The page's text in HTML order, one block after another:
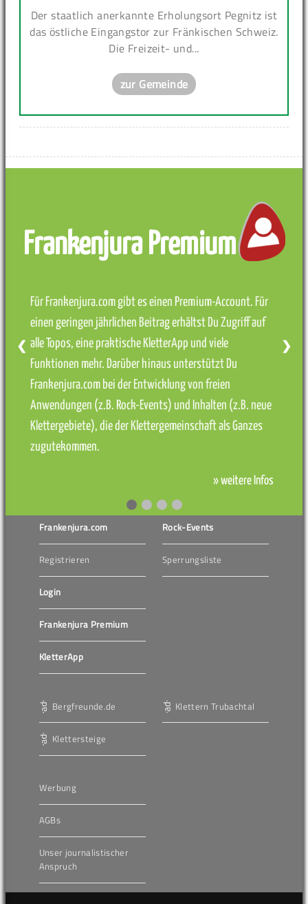
Der staatlich anerkannte Erholungsort Pegnitz ist
das östliche Eingangstor zur Fränkischen Schweiz.
Die Freizeit- und...
zur Gemeinde
Frankenjura Premium
Für Frankenjura.com gibt es einen Premium-Account. Für
einen geringen jährlichen Beitrag erhältst Du Zugriff auf
alle Topos, eine praktische KletterApp und viele
Funktionen mehr. Darüber hinaus unterstützt Du
Frankenjura.com bei der Entwicklung von freien
Anwendungen (z.B. Rock-Events) und Inhalten (z.B. neue
Klettergebiete), die der Klettergemeinschaft als Ganzes
zugutekommen.
» weitere Infos
❮ ❯
Frankenjura.com
Registrieren
Login
Frankenjura Premium
KletterApp
Rock-Events
Sperrungsliste
Bergfreunde.de
Klettersteige
Klettern Trubachtal
Werbung
AGBs
Unser journalistischer
Anspruch